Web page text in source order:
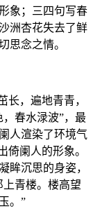
象；三四句写春
洲杏花失去了鲜
思念之情。
长，遍地青青，
春水渌波”，最
人渲染了环境气
倚阑人的形象。
眸沉思的身姿，
青楼。楼高望
。”